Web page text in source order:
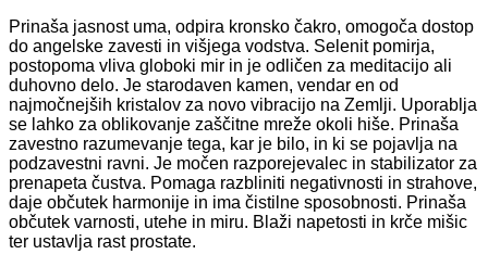
Prinaša jasnost uma, odpira kronsko čakro, omogoča dostop
do angelske zavesti in višjega vodstva. Selenit pomirja,
postopoma vliva globoki mir in je odličen za meditacijo ali
duhovno delo. Je starodaven kamen, vendar en od
najmočnejših kristalov za novo vibracijo na Zemlji. Uporablja
se lahko za oblikovanje zaščitne mreže okoli hiše. Prinaša
zavestno razumevanje tega, kar je bilo, in ki se pojavlja na
podzavestni ravni. Je močen razporejevalec in stabilizator za
prenapeta čustva. Pomaga razbliniti negativnosti in strahove,
daje občutek harmonije in ima čistilne sposobnosti. Prinaša
občutek varnosti, utehe in miru. Blaži napetosti in krče mišic
ter ustavlja rast prostate.